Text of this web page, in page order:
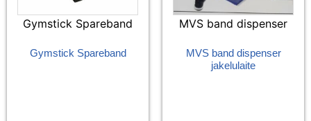
Gymstick Spareband
Gymstick Spareband
MVS band dispenser
MVS band dispenser
jakelulaite